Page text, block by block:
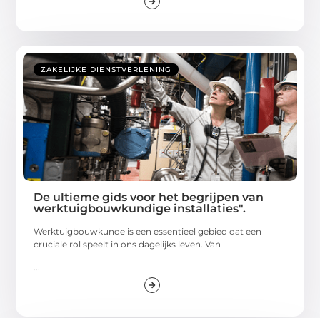
ZAKELIJKE DIENSTVERLENING
De ultieme gids voor het begrijpen van
werktuigbouwkundige installaties".
Werktuigbouwkunde is een essentieel gebied dat een
cruciale rol speelt in ons dagelijks leven. Van
...